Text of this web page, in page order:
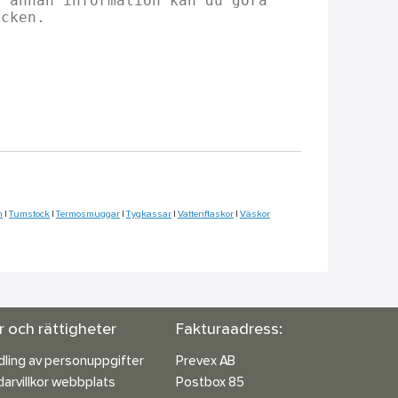
Tumstock Termosmuggar Tygkassar Vattenflaskor Väskor
och rättigheter
av personuppgifter
webbplats
Fakturaadress:
Prevex AB
Postbox 85